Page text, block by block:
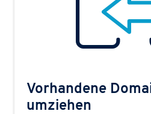
Vorhandene
umziehen